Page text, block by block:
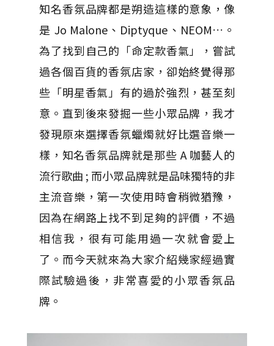
知名香氛品牌都是朔造這樣的意象，像
是 Jo Malone、Diptyque、NEOM…。
為了找到自己的「命定款香氣」，嘗試
過各個百貨的香氛店家，卻始終覺得那
些「明星香氣」有的過於強烈，甚至刻
意。直到後來發掘一些小眾品牌，我才
發現原來選擇香氛蠟燭就好比選音樂一
樣，知名香氛品牌就是那些 A 咖藝人的
流行歌曲 ; 而小眾品牌就是品味獨特的非
主流音樂，第一次使用時會稍微猶豫，
因為在網路上找不到足夠的評價，不過
相信我，很有可能用過一次就會愛上
了。而今天就來為大家介紹幾家經過實
際試驗過後，非常喜愛的小眾香氛品
牌。